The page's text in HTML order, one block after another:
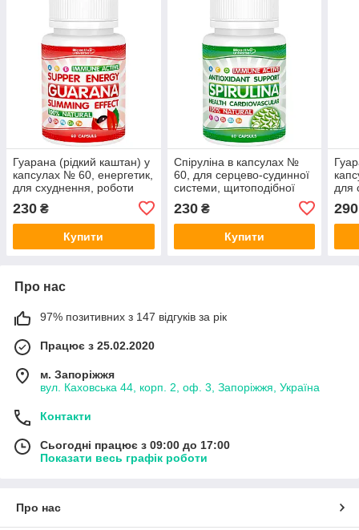
Гуарана (рідкий каштан) у
капсулах № 60, енергетик,
для схуднення, роботи
230 ₴
Купити
Спіруліна в капсулах №
60, для серцево-судинної
системи, щитоподібної
схуднення
230₴
Купити
для
290
Про нас
97% позитивних з 147 відгуків за рік
Працює з 25.02.2020
м. Запоріжжя
вул. Каховська 44, корп. 2, оф. 3, Запоріжжя, Україна
Контакти
Сьогодні працює з 09:00 до 17:00
Показати весь графік роботи
Про нас